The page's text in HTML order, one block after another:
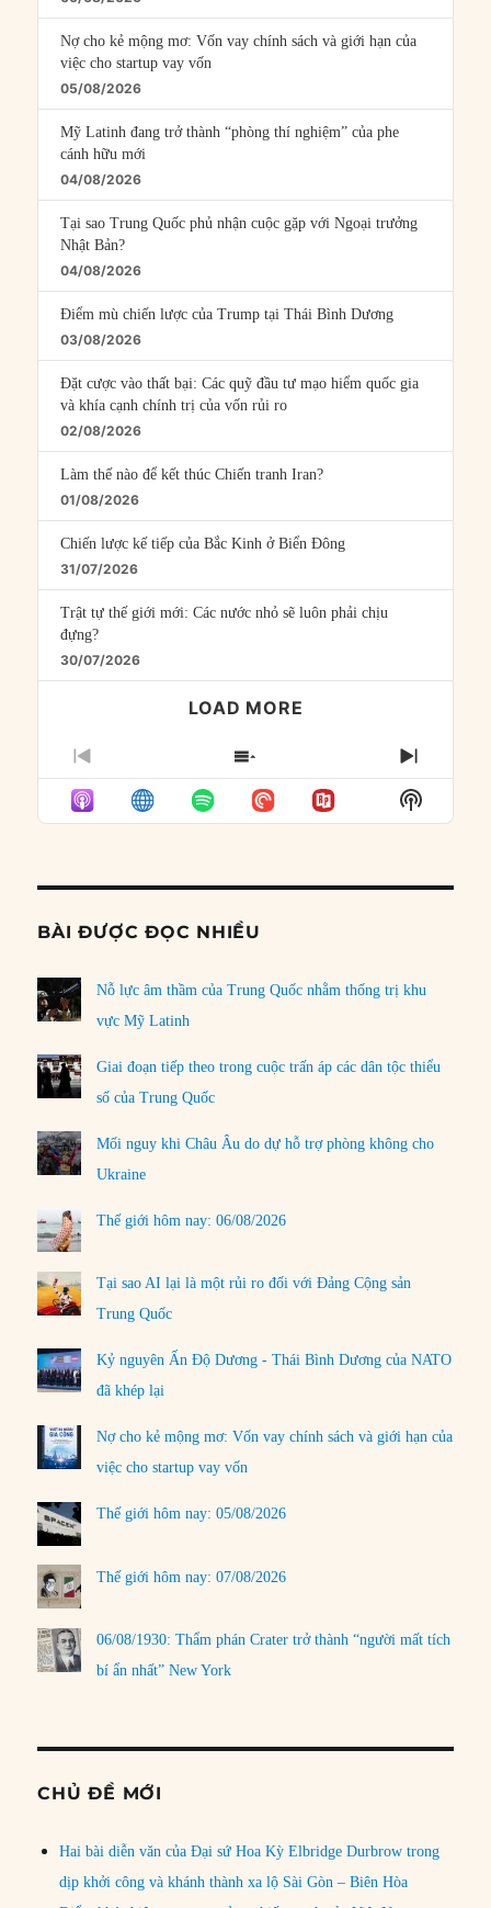
Nợ cho kẻ mộng mơ: Vốn vay chính sách và giới hạn của
việc cho startup vay vốn
05/08/2026
Mỹ Latinh đang trở thành “phòng thí nghiệm” của phe
cánh hữu mới
04/08/2026
Tại sao Trung Quốc phủ nhận cuộc gặp với Ngoại trưởng
Nhật Bản?
04/08/2026
Điểm mù chiến lược của Trump tại Thái Bình Dương
03/08/2026
Đặt cược vào thất bại: Các quỹ đầu tư mạo hiểm quốc gia
và khía cạnh chính trị của vốn rủi ro
02/08/2026
Làm thế nào để kết thúc Chiến tranh Iran?
01/08/2026
Chiến lược kế tiếp của Bắc Kinh ở Biển Đông
31/07/2026
Trật tự thế giới mới: Các nước nhỏ sẽ luôn phải chịu
đựng?
30/07/2026
LOAD MORE
PREVIOUS
EPISODE
SHOW
EPISODES
LIST
NEXT
Show
Podcast
BÀI ĐƯỢC ĐỌC NHIỀU
Nỗ lực âm thầm của Trung Quốc nhằm thống trị khu
vực Mỹ Latinh
Giai đoạn tiếp theo trong cuộc trấn áp các dân tộc thiểu
số của Trung Quốc
Mối nguy khi Châu Âu do dự hỗ trợ phòng không cho
Ukraine
Thế giới hôm nay: 06/08/2026
Tại sao AI lại là một rủi ro đối với Đảng Cộng sản
Trung Quốc
Kỷ nguyên Ấn Độ Dương - Thái Bình Dương của NATO
đã khép lại
Nợ cho kẻ mộng mơ: Vốn vay chính sách và giới hạn của
việc cho startup vay vốn
Thế giới hôm nay: 05/08/2026
Thế giới hôm nay: 07/08/2026
06/08/1930: Thẩm phán Crater trở thành “người mất tích
bí ẩn nhất” New York
CHỦ ĐỀ MỚI
Hai bài diễn văn của Đại sứ Hoa Kỳ Elbridge Durbrow trong
dịp khởi công và khánh thành xa lộ Sài Gòn – Biên Hòa